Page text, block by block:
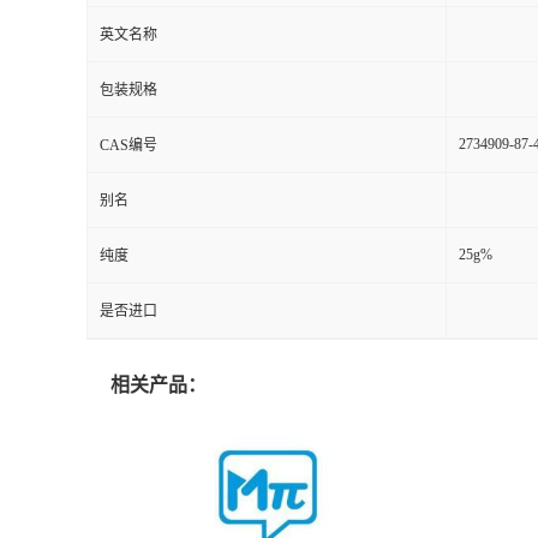
英文名称
包装规格
CAS编号 2734909-87-
别名
纯度 25g%
是否进口
相关产品：